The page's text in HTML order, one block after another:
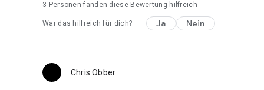
3 Personen fanden diese Bewertung hilfreich
War das hilfreich für dich? Ja Nein
Chris Obber